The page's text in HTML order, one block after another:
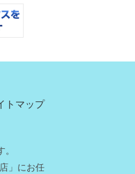
トマップ
」にお任